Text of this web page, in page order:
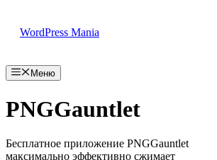
WordPress Mania
Меню
PNGGauntlet
Бесплатное приложение PNGGauntlet
максимально эффективно сжимает